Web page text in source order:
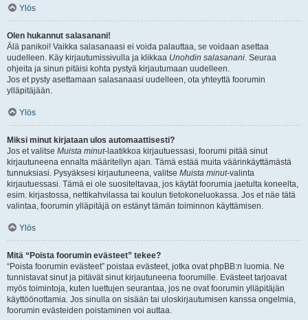
Ylös
Olen hukannut salasanani!
Älä panikoi! Vaikka salasanaasi ei voida palauttaa, se voidaan asettaa
uudelleen. Käy kirjautumissivulla ja klikkaa Unohdin salasanani. Seuraa
ohjeita ja sinun pitäisi kohta pystyä kirjautumaan uudelleen.
Jos et pysty asettamaan salasanaasi uudelleen, ota yhteyttä foorumin
ylläpitäjään.
Ylös
Miksi minut kirjataan ulos automaattisesti?
Jos et valitse Muista minut-laatikkoa kirjautuessasi, foorumi pitää sinut
kirjautuneena ennalta määritellyn ajan. Tämä estää muita väärinkäyttämästä
tunnuksiasi. Pysyäksesi kirjautuneena, valitse Muista minut-valinta
kirjautuessasi. Tämä ei ole suositeltavaa, jos käytät foorumia jaetulta koneelta,
esim. kirjastossa, nettikahvilassa tai koulun tietokoneluokassa. Jos et näe tätä
valintaa, foorumin ylläpitäjä on estänyt tämän toiminnon käyttämisen.
Ylös
Mitä “Poista foorumin evästeet” tekee?
“Poista foorumin evästeet” poistaa evästeet, jotka ovat phpBB:n luomia. Ne
tunnistavat sinut ja pitävät sinut kirjautuneena foorumille. Evästeet tarjoavat
myös toimintoja, kuten luettujen seurantaa, jos ne ovat foorumin ylläpitäjän
käyttöönottamia. Jos sinulla on sisään tai uloskirjautumisen kanssa ongelmia,
foorumin evästeiden poistaminen voi auttaa.